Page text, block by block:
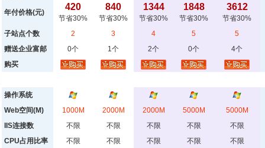
年付价格(元)
420
节省30%
840
节省30%
1344
节省30%
1848
节省30%
3612
节省30%
子站点个数
2 3 4 5
5
赠送企业富邮
0个 1个 2个 0个
4个
购买
操作系统
Web空间(M)
1000M 2000M 2000M 5000M
5000M
IIS连接数
不限 不限 不限 不限
不限
CPU占用比率
不限 不限 不限 不限
不限